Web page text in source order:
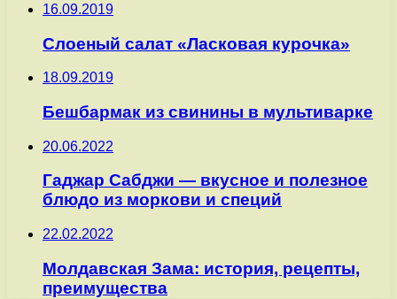
16.09.2019
Слоеный салат «Ласковая курочка»
18.09.2019
Бешбармак из свинины в мультиварке
20.06.2022
Гаджар Сабджи — вкусное и полезное
блюдо из моркови и специй
22.02.2022
Молдавская Зама: история, рецепты,
преимущества